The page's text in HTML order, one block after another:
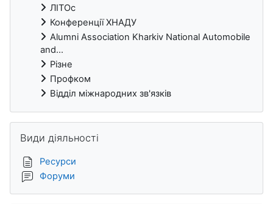
ЛІТОс
Конференції ХНАДУ
Alumni Association Kharkiv National Automobile
and...
Різне
Профком
Відділ міжнародних зв'язків
Види діяльності
Ресурси
Форуми